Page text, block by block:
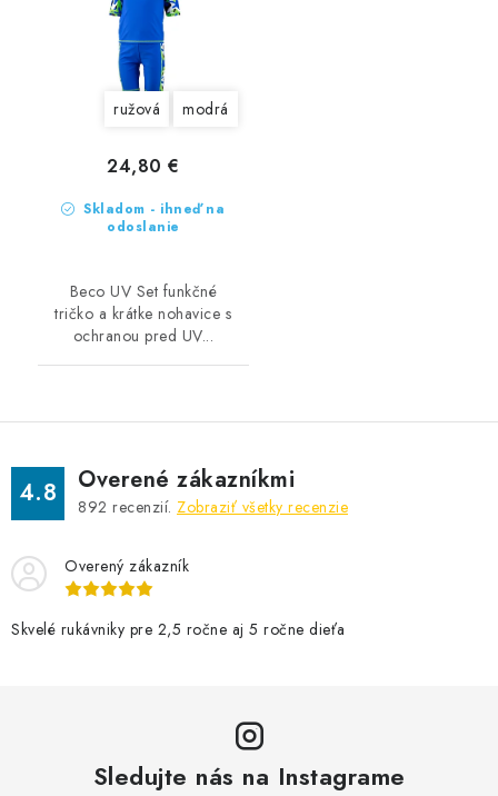
ružová modrá
Skladom - ihneď na
odoslanie
24,80 €
Beco UV Set funkčné
tričko a krátke nohavice s
ochranou pred UV...
4.8 Overené zákazníkmi
892 recenzií. Zobraziť všetky recenzie
Overený zákazník
Skvelé rukávniky pre 2,5 ročne aj 5 ročne dieťa
Sledujte nás na Instagrame